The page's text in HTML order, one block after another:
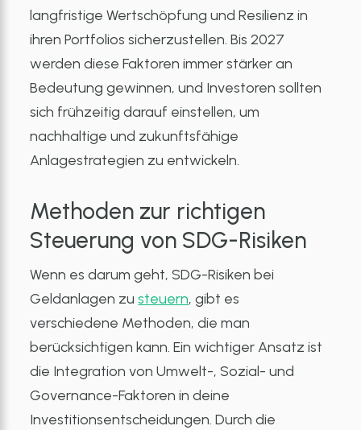
langfristige Wertschöpfung und Resilienz in
ihren Portfolios sicherzustellen. Bis 2027
werden diese Faktoren immer stärker an
Bedeutung gewinnen, und Investoren sollten
sich frühzeitig darauf einstellen, um
nachhaltige und zukunftsfähige
Anlagestrategien zu entwickeln.
Methoden zur richtigen
Steuerung von SDG-Risiken
Wenn es darum geht, SDG-Risiken bei
Geldanlagen zusteuern, gibt es
verschiedene Methoden, die man
berücksichtigen kann. Ein wichtiger Ansatz ist
die Integration von Umwelt-, Sozial- und
Governance-Faktoren in deine
Investitionsentscheidungen. Durch die